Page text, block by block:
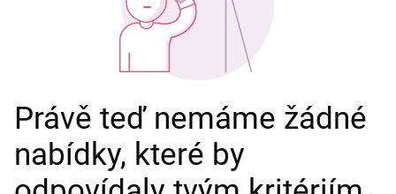
Právě teď nemáme žádné
nabídky, které by